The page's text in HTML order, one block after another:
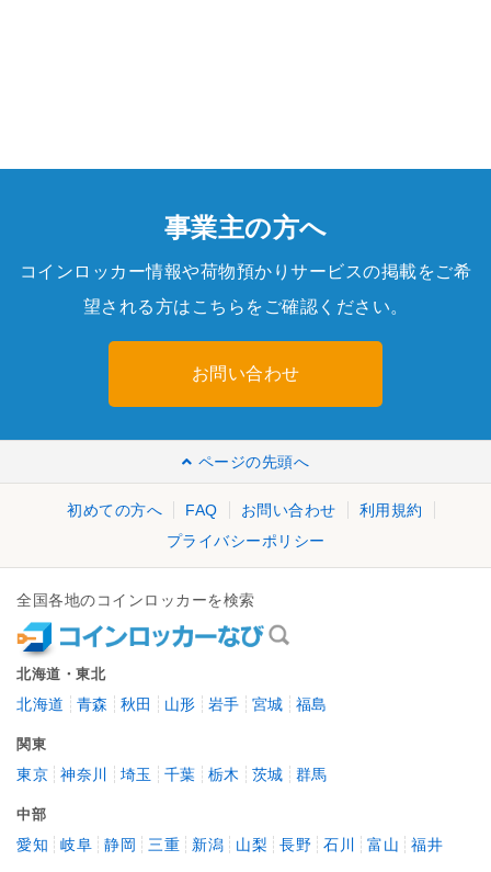
事業主の方へ
コインロッカー情報や荷物預かりサービスの掲載をご希
望される方はこちらをご確認ください。
お問い合わせ
ページの先頭へ
初めての方へ FAQ お問い合わせ
利用規約
プライバシーポリシー
全国各地のコインロッカーを検索
北海道・東北
北海道 青森 秋田 山形 岩手 宮城 福島
関東
東京 神奈川 埼玉 千葉 栃木 茨城 群馬
中部
愛知 岐阜 静岡 三重 新潟 山梨 長野 石川 富山 福井